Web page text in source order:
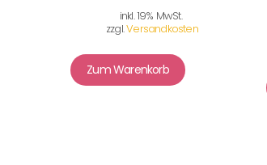
inkl. 19% MwSt.
zzgl.Versandkosten
Zum Warenkorb